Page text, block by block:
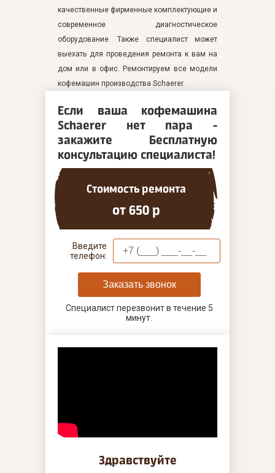
качественные фирменные комплектующие и
современное диагностическое
оборудование. Также специалист может
выехать для проведения ремонта к вам на
дом или в офис. Ремонтируем все модели
кофемашин производства Schaerer.
Если ваша кофемашина
Schaerer нет пара -
закажите Бесплатную
консультацию специалиста!
Стоимость ремонта
от 650 р
Введите
телефон:
Заказать звонок
Специалист перезвонит в течение 5
минут.
Здравствуйте